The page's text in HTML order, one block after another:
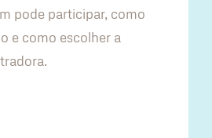
pode participar, como
e como escolher a